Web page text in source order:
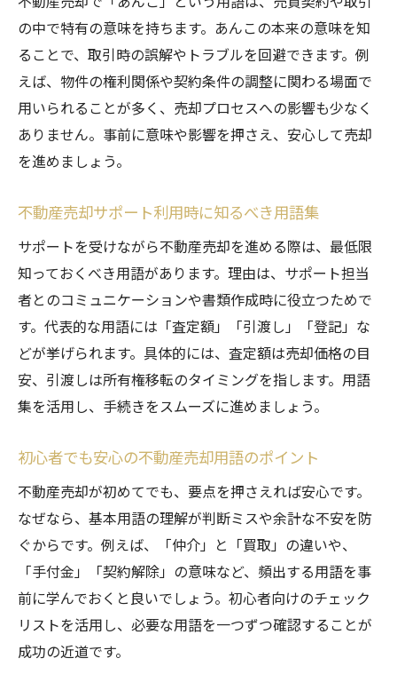
の中で特有の意味を持ちます。あんこの本来の意味を知
ることで、取引時の誤解やトラブルを回避できます。例
えば、物件の権利関係や契約条件の調整に関わる場面で
用いられることが多く、売却プロセスへの影響も少なく
ありません。事前に意味や影響を押さえ、安心して売却
を進めましょう。
不動産売却サポート利用時に知るべき用語集
サポートを受けながら不動産売却を進める際は、最低限
知っておくべき用語があります。理由は、サポート担当
者とのコミュニケーションや書類作成時に役立つためで
す。代表的な用語には「査定額」「引渡し」「登記」な
どが挙げられます。具体的には、査定額は売却価格の目
安、引渡しは所有権移転のタイミングを指します。用語
集を活用し、手続きをスムーズに進めましょう。
初心者でも安心の不動産売却用語のポイント
不動産売却が初めてでも、要点を押さえれば安心です。
なぜなら、基本用語の理解が判断ミスや余計な不安を防
ぐからです。例えば、「仲介」と「買取」の違いや、
「手付金」「契約解除」の意味など、頻出する用語を事
前に学んでおくと良いでしょう。初心者向けのチェック
リストを活用し、必要な用語を一つずつ確認することが
成功の近道です。